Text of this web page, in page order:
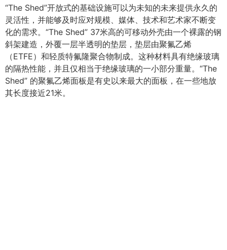
“The Shed”开放式的基础设施可以为未知的未来提供永久的
灵活性，并能够及时应对规模、媒体、技术和艺术家不断变
化的需求。“The Shed” 37米高的可移动外壳由一个裸露的钢
斜架建造，外覆一层半透明的垫层，垫层由聚氟乙烯
（ETFE）和轻质特氟隆聚合物制成。这种材料具有绝缘玻璃
的隔热性能，并且仅相当于绝缘玻璃的一小部分重量。“The
Shed” 的聚氟乙烯面板是有史以来最大的面板，在一些地放
其长度接近21米。